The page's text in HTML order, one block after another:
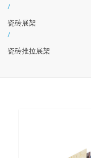
/
瓷砖展架
/
瓷砖推拉展架